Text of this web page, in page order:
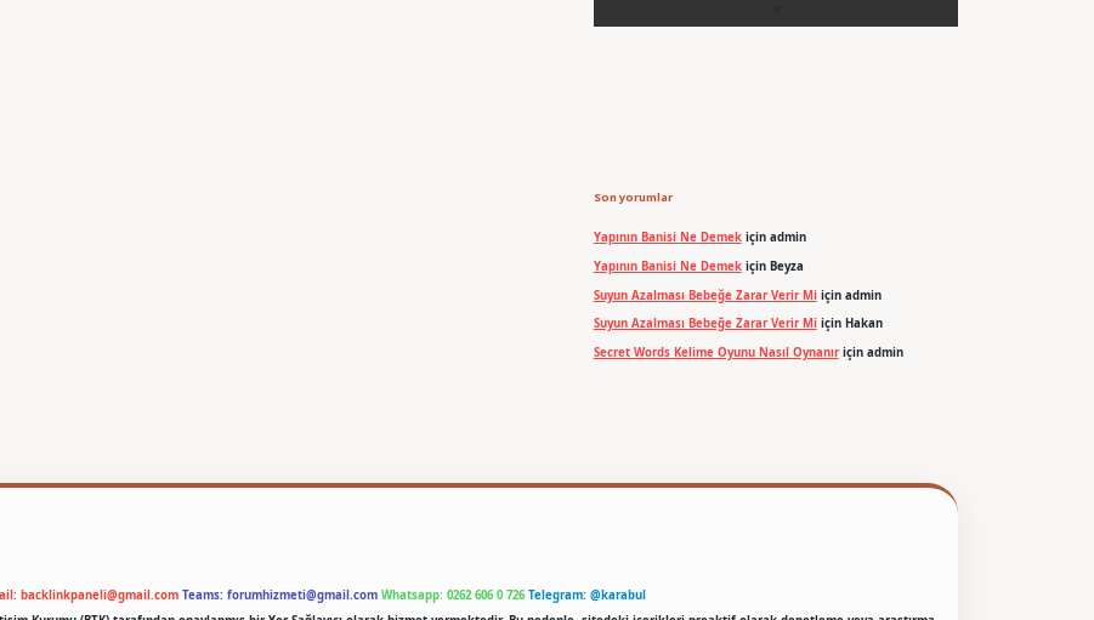
Son yorumlar
Yapının Banisi Ne Demekiçin admin
Yapının Banisi Ne Demekiçin Beyza
Suyun Azalması Bebeğe Zarar Verir Miiçin admin
Suyun Azalması Bebeğe Zarar Verir Miiçin Hakan
Secret Words Kelime Oyunu Nasıl Oynanıriçin admin
backlinkpaneli@gmail.com Teams: forumhizmeti@gmail.com Whatsapp: 0262 606 0 726 Telegram: @karabul